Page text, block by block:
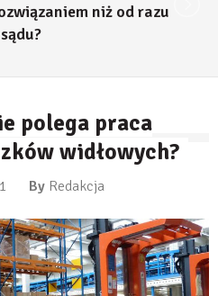
niż od razu
polega praca
widłowych?
By Redakcja